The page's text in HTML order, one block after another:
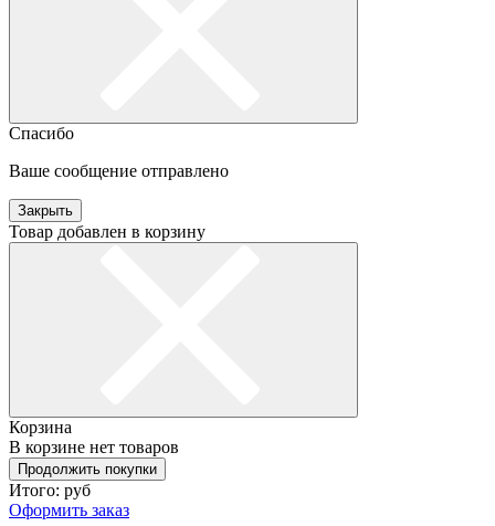
Спасибо
Ваше сообщение отправлено
Закрыть
Товар добавлен в корзину
Корзина
В корзине нет товаров
Продолжить покупки
Итого: руб
Оформить заказ